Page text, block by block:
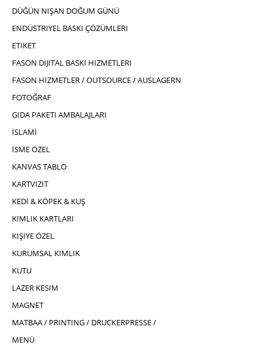
DÜĞÜN NIŞAN DOĞUM GÜNÜ
ENDÜSTRIYEL BASKI ÇÖZÜMLERI
ETIKET
FASON DIJITAL BASKI HIZMETLERI
FASON HİZMETLER / OUTSOURCE / AUSLAGERN
FOTOĞRAF
GIDA PAKETI AMBALAJLARI
İSLAMİ
İSME ÖZEL
KANVAS TABLO
KARTVIZIT
KEDİ & KÖPEK & KUŞ
KIMLIK KARTLARI
KIŞIYE ÖZEL
KURUMSAL KIMLIK
KUTU
LAZER KESIM
MAGNET
MATBAA / PRINTING / DRUCKERPRESSE /
MENÜ